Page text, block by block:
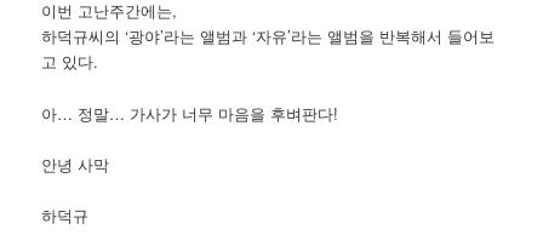
이번 고난주간에는,
하덕규씨의 ‘광야’라는 앨범과 ‘자유’라는 앨범을 반복해서 들어보
고 있다.
아… 정말… 가사가 너무 마음을 후벼판다!
안녕 사막
하덕규